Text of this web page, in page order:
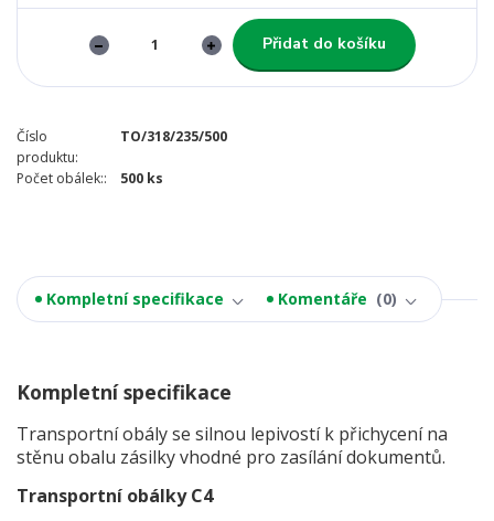
Přidat do košíku
Číslo
produktu:
TO/318/235/500
Počet obálek:: 500 ks
Kompletní specifikace Komentáře 0
Kompletní specifikace
Transportní obály se silnou lepivostí k přichycení na
stěnu obalu zásilky vhodné pro zasílání dokumentů.
Transportní obálky C4